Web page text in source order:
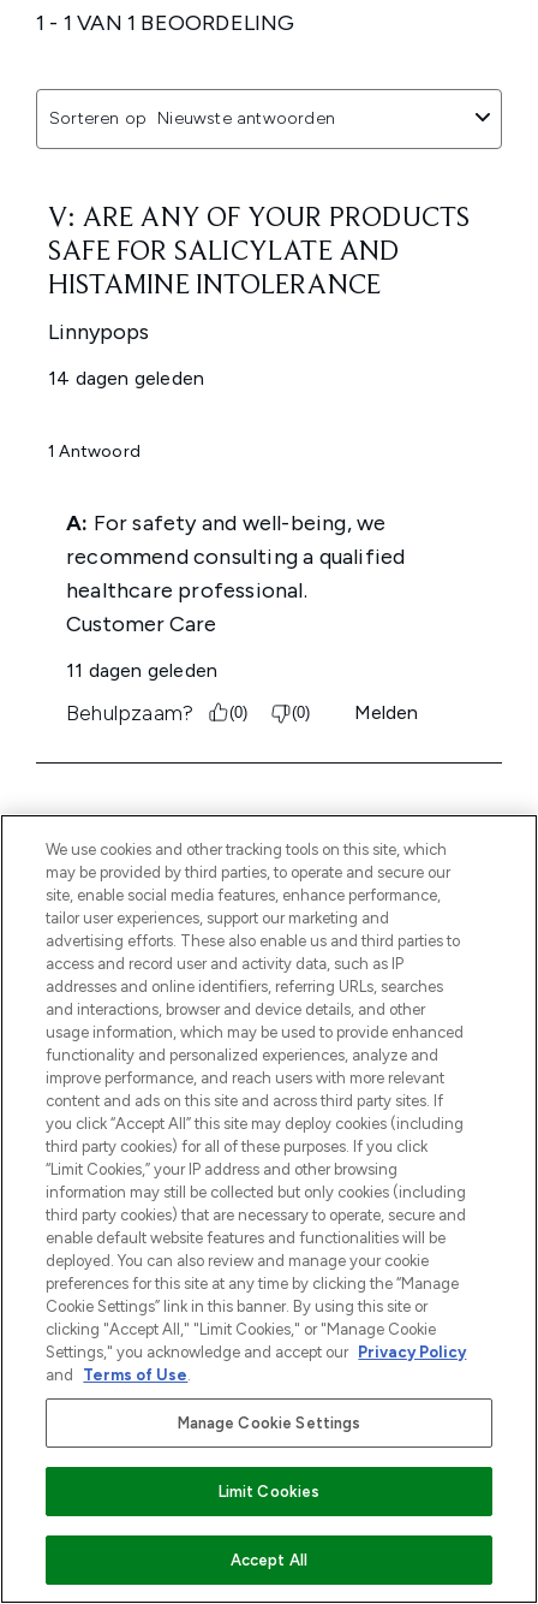
VOEG TOE AAN WINKELMANDJE
MELD JE AAN VOOR ONZE NIEUWSBRIEF
AANMELDEN
LOOKFANTASTIC is de ultieme online
beautybestemming van Europa, met de
beste huidverzorging, haarproducten en
make-up van meer dan 200 topmerken.
Shop online of via de app, met gratis
verzending vanaf €40.
Cookie-toestemming
HELP & INFORMATIE
We use cookies and other tracking tools on this site, which
may be provided by third parties, to operate and secure our
site, enable social media features, enhance performance,
tailor user experiences, support our marketing and
advertising efforts. These also enable us and third parties to
access and record user and activity data, such as IP
addresses and online identifiers, referring URLs, searches
and interactions, browser and device details, and other
usage information, which may be used to provide enhanced
functionality and personalized experiences, analyze and
improve performance, and reach users with more relevant
content and ads on this site and across third party sites. If
you click “Accept All” this site may deploy cookies (including
third party cookies) for all of these purposes. If you click
“Limit Cookies,” your IP address and other browsing
information may still be collected but only cookies (including
third party cookies) that are necessary to operate, secure and
enable default website features and functionalities will be
deployed. You can also review and manage your cookie
preferences for this site at any time by clicking the “Manage
Cookie Settings” link in this banner. By using this site or
clicking "Accept All," "Limit Cookies," or "Manage Cookie
Settings," you acknowledge and accept our Privacy Policy
and
Terms of Use.
Manage Cookie Settings
Limit Cookies
Accept All